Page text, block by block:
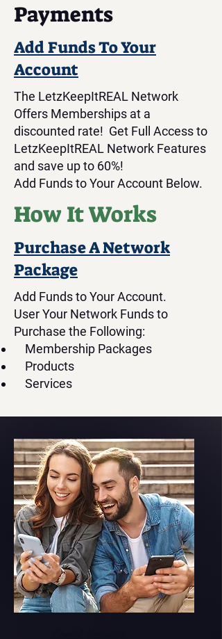
Payments
Add Funds To Your
Account
The LetzKeepItREAL Network
Offers Memberships at a
discounted rate! Get Full Access to
LetzKeepItREAL Network Features
and save up to 60%!
Add Funds to Your Account Below.
How It Works
Purchase A Network
Package
Add Funds to Your Account.
User Your Network Funds to
Purchase the Following:
Membership Packages
Products
Services